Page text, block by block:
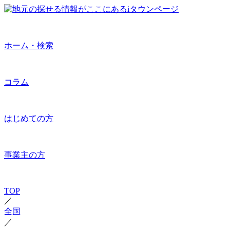
ホーム・検索
コラム
はじめての方
事業主の方
TOP
／
全国
／